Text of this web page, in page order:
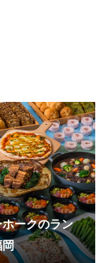
ークのラン
岡